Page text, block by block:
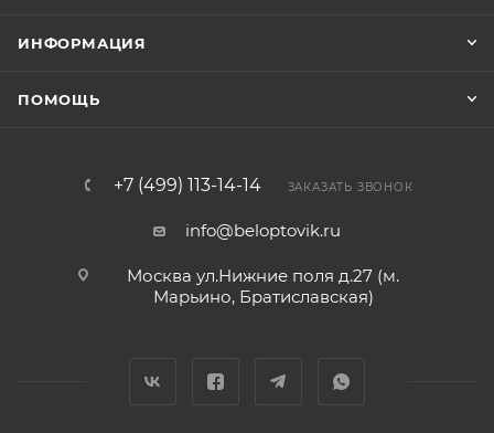
ИНФОРМАЦИЯ
ПОМОЩЬ
+7 (499) 113-14-14 ЗАКАЗАТЬ ЗВОНОК
info@beloptovik.ru
Москва ул.Нижние поля д.27 (м.
Марьино, Братиславская)